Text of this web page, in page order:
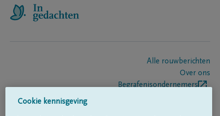
Alle rouwberichten
Over ons
Begrafenisondernemers
Cookie kennisgeving